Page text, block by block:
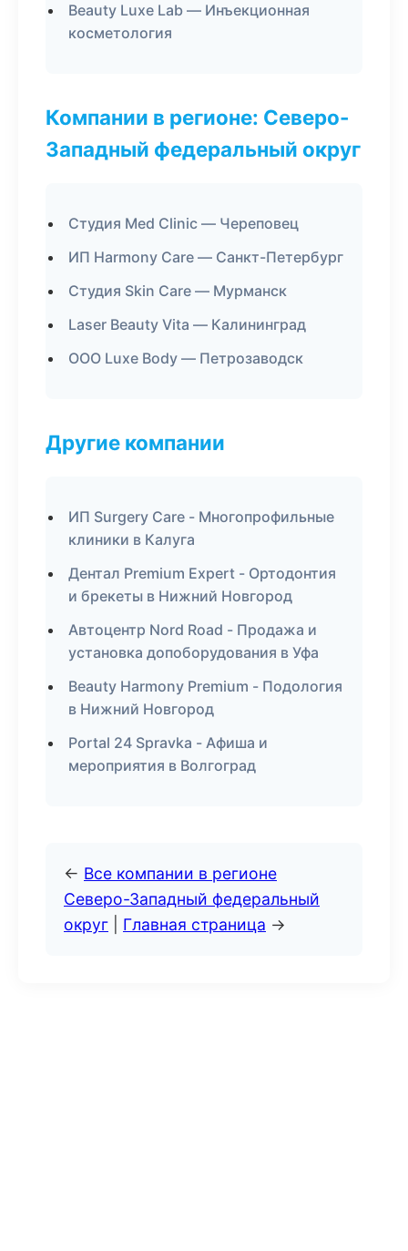
Beauty Luxe Lab — Инъекционная
косметология
Компании в регионе: Северо-
Западный федеральный округ
Студия Med Clinic — Череповец
ИП Harmony Care — Санкт-Петербург
Студия Skin Care — Мурманск
Laser Beauty Vita — Калининград
ООО Luxe Body — Петрозаводск
Другие компании
ИП Surgery Care - Многопрофильные
клиники в Калуга
Дентал Premium Expert - Ортодонтия
и брекеты в Нижний Новгород
Автоцентр Nord Road - Продажа и
установка допоборудования в Уфа
Beauty Harmony Premium - Подология
в Нижний Новгород
Portal 24 Spravka - Афиша и
мероприятия в Волгоград
← Все компании в регионе
Северо-Западный федеральный
округ
Главная страница →